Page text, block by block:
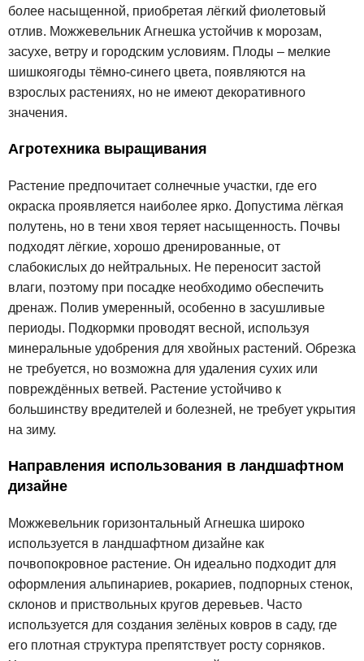
более насыщенной, приобретая лёгкий фиолетовый
отлив. Можжевельник Агнешка устойчив к морозам,
засухе, ветру и городским условиям. Плоды – мелкие
шишкоягоды тёмно-синего цвета, появляются на
взрослых растениях, но не имеют декоративного
значения.
Агротехника выращивания
Растение предпочитает солнечные участки, где его
окраска проявляется наиболее ярко. Допустима лёгкая
полутень, но в тени хвоя теряет насыщенность. Почвы
подходят лёгкие, хорошо дренированные, от
слабокислых до нейтральных. Не переносит застой
влаги, поэтому при посадке необходимо обеспечить
дренаж. Полив умеренный, особенно в засушливые
периоды. Подкормки проводят весной, используя
минеральные удобрения для хвойных растений. Обрезка
не требуется, но возможна для удаления сухих или
повреждённых ветвей. Растение устойчиво к
большинству вредителей и болезней, не требует укрытия
на зиму.
Направления использования в ландшафтном
дизайне
Можжевельник горизонтальный Агнешка широко
используется в ландшафтном дизайне как
почвопокровное растение. Он идеально подходит для
оформления альпинариев, рокариев, подпорных стенок,
склонов и приствольных кругов деревьев. Часто
используется для создания зелёных ковров в саду, где
его плотная структура препятствует росту сорняков.